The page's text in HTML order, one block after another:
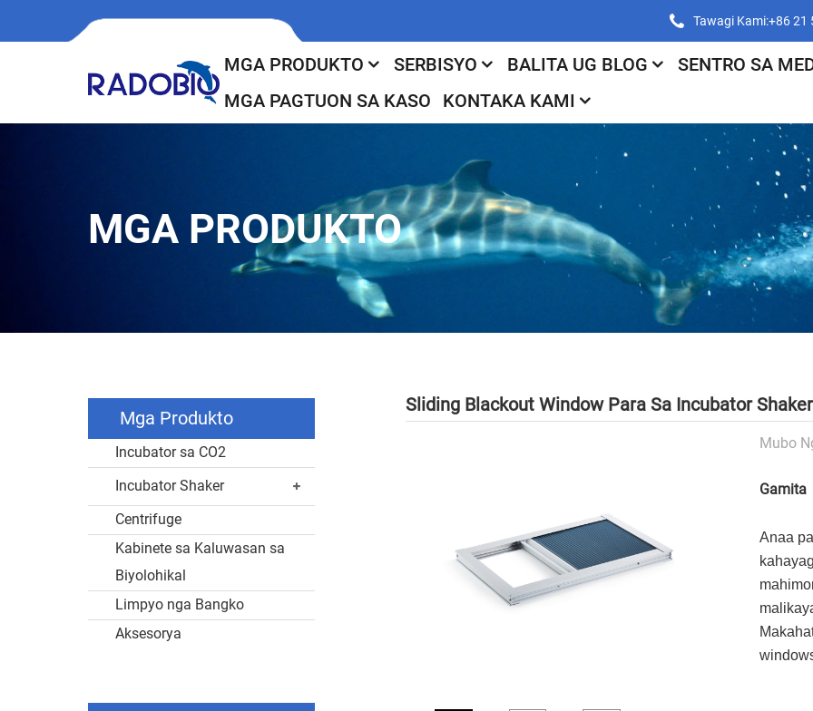
Tawagi Kami:+86 21
MGA PRODUKTO SERBISYO BALITA UG BLOG
SENTRO SA
MGA PAGTUON SA KASO
KONTAKA KAMI
MGA PRODUKTO
Mga Produkto
Incubator sa CO2
Incubator Shaker
Centrifuge
Kabinete sa Kaluwasan sa
Biyolohikal
Limpyo nga Bangko
Aksesorya
Sliding Blackout Window Para Sa Incubator Shaker
Mubo
Gamita
Anaa